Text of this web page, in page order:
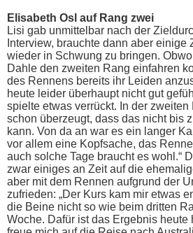
Elisabeth Osl auf Rang zwei
Lisi gab unmittelbar nach der
Interview, brauchte dann aber einige
wieder in Schwung zu bringen.
Dahle den zweiten Rang einfahren
des Rennens bereits ihr Leiden
heute leider überhaupt nicht gut
spielte etwas verrückt. In der
schon überzeugt, dass das nicht bis
kann. Von da an war es ein langer
vor allem eine Kopfsache, das
auch solche Tage braucht es wohl.“
zwar einiges an Zeit auf die
aber mit dem Rennen aufgrund der
zufrieden: „Der Kurs kam mir etwas
die Beine nicht so wie beim dritten
Woche. Dafür ist das Ergebnis heute